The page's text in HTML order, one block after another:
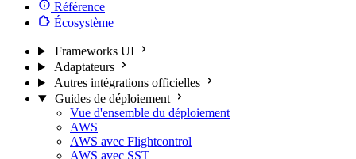
Référence
Écosystème
Frameworks UI
Adaptateurs
Autres intégrations officielles
Guides de déploiement
Vue d'ensemble du déploiement
AWS
AWS avec Flightcontrol
AWS avec SST